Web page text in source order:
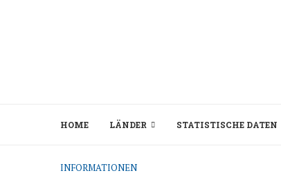
HOME LÄNDER STATISTISCHE DATEN
INFORMATIONEN